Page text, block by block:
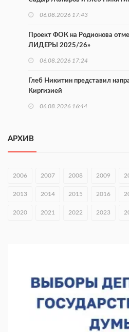
06.08.2026 17:43
Проект ФОК на Родионова
ЛИДЕРЫ 2025/26»
06.08.2026 17:24
Глеб Никитин представил
Киргизией
06.08.2026 16:44
2026»
06.08.2026 16:37
Городец подписал соглашения
06.08.2026 16:08
Нижегородская область
Киргизии
АРХИВ
2006 2007 2008 2009
2013 2014 2015 2016
2020 2021 2022 2023